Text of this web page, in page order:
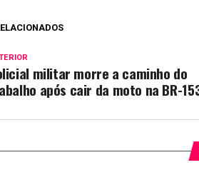
militar morre a caminho do
após cair da moto na BR-